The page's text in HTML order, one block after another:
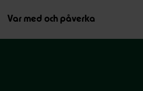
Var med och påverka